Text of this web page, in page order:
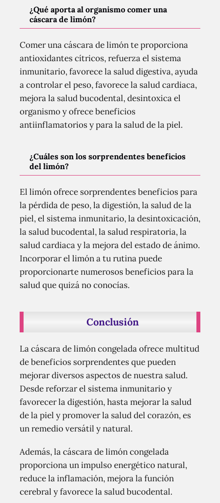
¿Qué aporta al organismo comer una
cáscara de limón?
Comer una cáscara de limón te proporciona
antioxidantes cítricos, refuerza el sistema
inmunitario, favorece la salud digestiva, ayuda
a controlar el peso, favorece la salud cardiaca,
mejora la salud bucodental, desintoxica el
organismo y ofrece beneficios
antiinflamatorios y para la salud de la piel.
¿Cuáles son los sorprendentes beneficios
del limón?
El limón ofrece sorprendentes beneficios para
la pérdida de peso, la digestión, la salud de la
piel, el sistema inmunitario, la desintoxicación,
la salud bucodental, la salud respiratoria, la
salud cardiaca y la mejora del estado de ánimo.
Incorporar el limón a tu rutina puede
proporcionarte numerosos beneficios para la
salud que quizá no conocías.
Conclusión
La cáscara de limón congelada ofrece multitud
de beneficios sorprendentes que pueden
mejorar diversos aspectos de nuestra salud.
Desde reforzar el sistema inmunitario y
favorecer la digestión, hasta mejorar la salud
de la piel y promover la salud del corazón, es
un remedio versátil y natural.
Además, la cáscara de limón congelada
proporciona un impulso energético natural,
reduce la inflamación, mejora la función
cerebral y favorece la salud bucodental.